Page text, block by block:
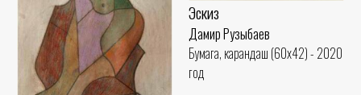
Эскиз
Дамир Рузыбаев
Бумага, карандаш (60x42) - 2020
год